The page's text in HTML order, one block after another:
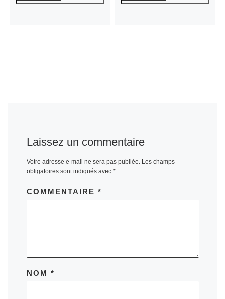
Laissez un commentaire
Votre adresse e-mail ne sera pas publiée. Les champs
obligatoires sont indiqués avec *
COMMENTAIRE *
NOM *